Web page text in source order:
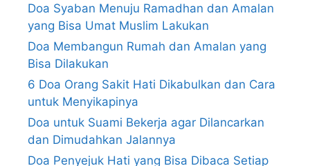
Doa Syaban Menuju Ramadhan dan Amalan
yang Bisa Umat Muslim Lakukan
Doa Membangun Rumah dan Amalan yang
Bisa Dilakukan
6 Doa Orang Sakit Hati Dikabulkan dan Cara
untuk Menyikapinya
Doa untuk Suami Bekerja agar Dilancarkan
dan Dimudahkan Jalannya
Doa Penyejuk Hati yang Bisa Dibaca Setiap